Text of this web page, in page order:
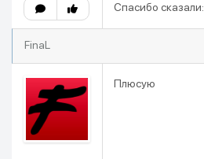
Спасибо сказали:
FinaL
Плюсую